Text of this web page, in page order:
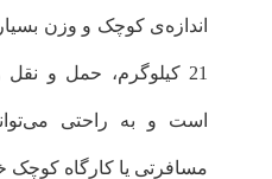
اندازه‌ی کوچک و وزن
21 کیلوگرم، حمل و
است و به راحتی
مسافرتی یا کارگاه کوچک